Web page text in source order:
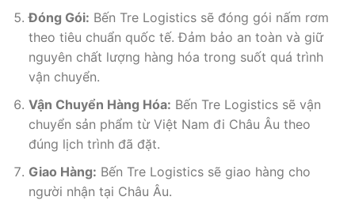
Đóng Gói: Bến Tre Logistics sẽ đóng gói nấm rơm
theo tiêu chuẩn quốc tế. Đảm bảo an toàn và giữ
nguyên chất lượng hàng hóa trong suốt quá trình
vận chuyển.
Vận Chuyển Hàng Hóa: Bến Tre Logistics sẽ vận
chuyển sản phẩm từ Việt Nam đi Châu Âu theo
đúng lịch trình đã đặt.
Giao Hàng: Bến Tre Logistics sẽ giao hàng cho
người nhận tại Châu Âu.